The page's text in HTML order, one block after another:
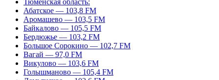
Тюменская область:
Абатское — 103,8 FM
Аромашево — 103,5 FM
Байкалово — 105,5 FM
Бердюжье — 103,2 FM
Большое Сорокино — 102,7 FM
Вагай — 97,0 FM
Викулово — 103,6 FM
Голышманово — 105,4 FM